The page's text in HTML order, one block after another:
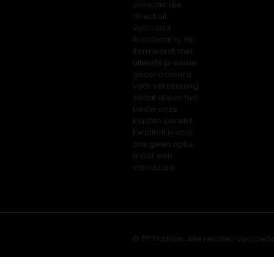
collectie die
direct uit
voorraad
leverbaar is. Elk
item wordt met
uiterste precisie
gecontroleerd
vóór verzending,
zodat alleen het
beste onze
klanten bereikt.
Kwaliteit is voor
ons geen optie,
maar een
standaard.
© PP Fashion. Alle rechten